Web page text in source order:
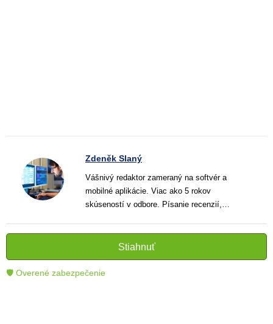
Zdeněk Slaný
Vášnivý redaktor zameraný na softvér a
mobilné aplikácie. Viac ako 5 rokov
skúseností v odbore. Písanie recenzií,
informatívnych textov, ktoré pomáhajú
čitateľom lepšie porozumieť a využiť moderné
technológie.
Stiahnuť
🛡 Overené zabezpečenie